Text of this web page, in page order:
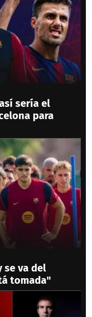
sería el
para
se va del
tomada"